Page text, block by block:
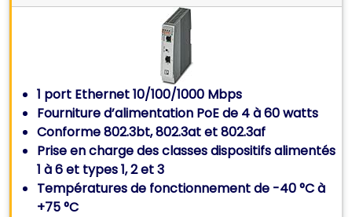
1 port Ethernet 10/100/1000 Mbps
Fourniture d’alimentation PoE de 4 à 60 watts
Conforme 802.3bt, 802.3at et 802.3af
Prise en charge des classes dispositifs alimentés
1 à 6 et types 1, 2 et 3
Températures de fonctionnement de -40 °C à
+75 °C